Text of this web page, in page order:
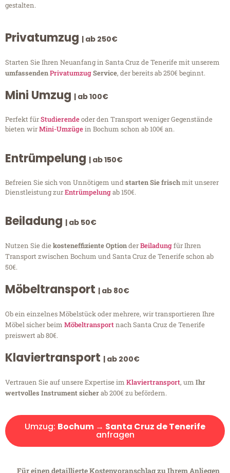
gestalten.
Privatumzug | ab 250€
Starten Sie Ihren Neuanfang in Santa Cruz de Tenerife mit unserem
umfassendenPrivatumzugService, der bereits ab 250€ beginnt.
Mini Umzug | ab 100€
Perfekt fürStudierendeoder den Transport weniger Gegenstände
bieten wirMini-Umzügein Bochum schon ab 100€ an.
Entrümpelung | ab 150€
Befreien Sie sich von Unnötigem undstarten Sie frischmit unserer
Dienstleistung zurEntrümpelungab 150€.
Beiladung | ab 50€
Nutzen Sie diekosteneffiziente OptionderBeiladungfür Ihren
Transport zwischen Bochum und Santa Cruz de Tenerife schon ab
50€.
Möbeltransport | ab 80€
Ob ein einzelnes Möbelstück oder mehrere, wir transportieren Ihre
Möbel sicher beim Möbeltransportnach Santa Cruz de Tenerife
preiswert ab 80€.
Klaviertransport | ab 200€
Vertrauen Sie auf unsere Expertise im Klaviertransport, um Ihr
wertvolles Instrument sicherab 200€ zu befördern.
Umzug: Bochum → Santa Cruz de Tenerife
anfragen
Für einen detaillierte Kostenvoranschlag zu Ihrem Anliegen